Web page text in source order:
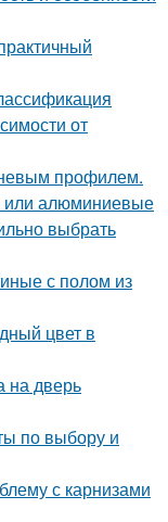
от
профилем.
или алюминиевые
выбрать
с полом из
цвет в
на дверь
по выбору и
с карнизами